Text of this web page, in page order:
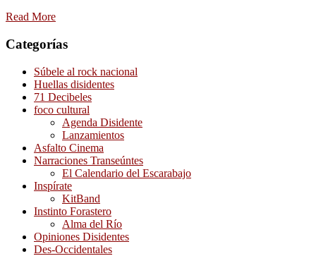
Read More
Categorías
Súbele al rock nacional
Huellas disidentes
71 Decibeles
foco cultural
Agenda Disidente
Lanzamientos
Asfalto Cinema
Narraciones Transeúntes
El Calendario del Escarabajo
Inspírate
KitBand
Instinto Forastero
Alma del Río
Opiniones Disidentes
Des-Occidentales